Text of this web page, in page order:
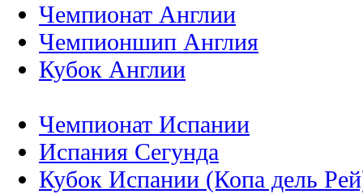
Чемпионат Англии
Чемпионшип Англия
Кубок Англии
Чемпионат Испании
Испания Сегунда
Кубок Испании (Копа дель